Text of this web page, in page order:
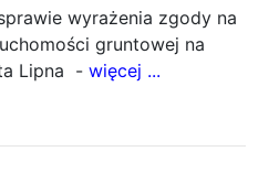
wyrażenia zgody na
gruntowej na
Lipna - więcej ...